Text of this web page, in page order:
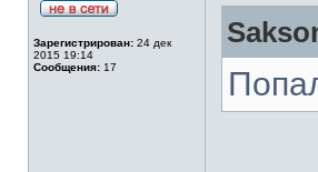
Зарегистрирован: 24 дек
2015 19:14
Сообщения: 17